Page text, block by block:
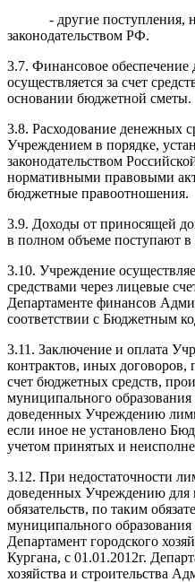
- другие поступления,
законодательством РФ.
3.7. Финансовое обеспечение
осуществляется за счет
основании бюджетной сметы.
3.8. Расходование денежных
Учреждением в порядке,
законодательством
нормативными правовыми
бюджетные правоотношения.
3.9. Доходы от приносящей
в полном объеме поступают
3.10. Учреждение
средствами через лицевые
Департаменте финансов
соответствии с Бюджетным
3.11. Заключение и оплата
контрактов, иных
счет бюджетных средств,
муниципального
доведенных Учреждению
если иное не установлено
учетом принятых и
3.12. При недостаточности
доведенных Учреждению для
обязательств, по таким
муниципального образования
Департамент городского
Кургана, с 01.01.2012г.
хозяйства и строительства